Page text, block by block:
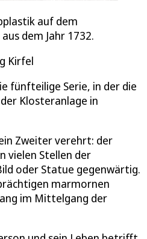
auf dem
dem Jahr 1732.
Kirfel
fünfteilige Serie, in der die
Klosteranlage in
Zweiter verehrt: der
vielen Stellen der
oder Statue gegenwärtig.
marmornen
im Mittelgang der